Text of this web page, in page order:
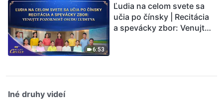
6:53
Ľudia na celom svete sa
učia po čínsky | Recitácia
a spevácky zbor: Venujte
Iné druhy videí